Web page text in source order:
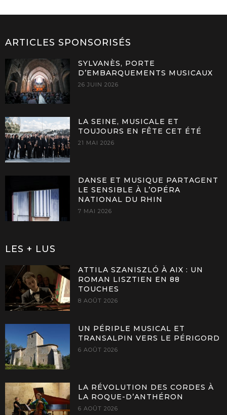
ARTICLES SPONSORISÉS
SYLVANÈS, PORTE
D’EMBARQUEMENTS MUSICAUX
26 JUIN 2026
LA SEINE, MUSICALE ET
TOUJOURS EN FÊTE CET ÉTÉ
21 MAI 2026
DANSE ET MUSIQUE PARTAGENT
LE SENSIBLE À L’OPÉRA
NATIONAL DU RHIN
7 MAI 2026
LES + LUS
ATTILA SZANISZLÓ À AIX : UN
ROMAN LISZTIEN EN 88
TOUCHES
8 AOÛT 2026
UN PÉRIPLE MUSICAL ET
TRANSALPIN VERS LE PÉRIGORD
6 AOÛT 2026
LA RÉVOLUTION DES CORDES À
LA ROQUE-D’ANTHÉRON
6 AOÛT 2026